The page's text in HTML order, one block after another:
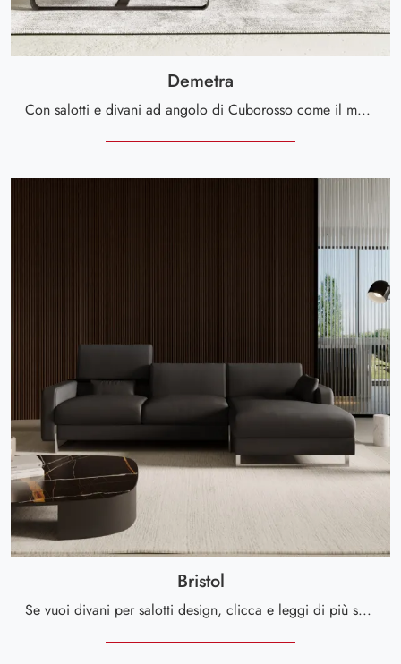
Demetra
Con salotti e divani ad angolo di Cuborosso come il modello Demetra in pelle, potrai completare il tuo progetto d'arredo.
Bristol
Se vuoi divani per salotti design, clicca e leggi di più sul modello Bristol in pelle della firma Cuborosso.